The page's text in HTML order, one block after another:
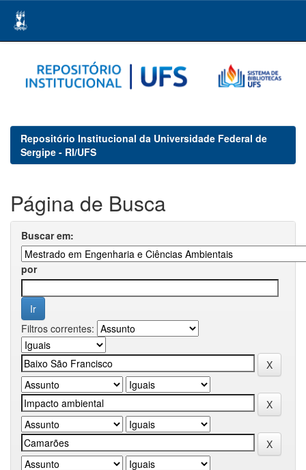
navigation
Repositório Institucional da Universidade Federal de
Sergipe - RI/UFS
Página de Busca
Buscar em:
por
Filtros correntes: